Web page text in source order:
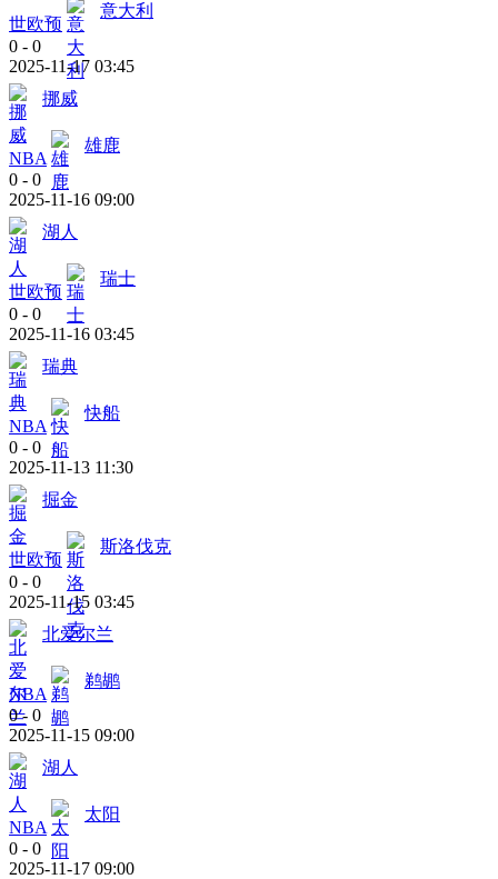
世欧预
意大利
0 - 0
2025-11-17 03:45
挪威
NBA
雄鹿
0 - 0
2025-11-16 09:00
湖人
世欧预
瑞士
0 - 0
2025-11-16 03:45
瑞典
NBA
快船
0 - 0
2025-11-13 11:30
掘金
世欧预
斯洛伐克
0 - 0
2025-11-15 03:45
北爱尔兰
NBA
鹈鹕
0 - 0
2025-11-15 09:00
湖人
NBA
太阳
0 - 0
2025-11-17 09:00